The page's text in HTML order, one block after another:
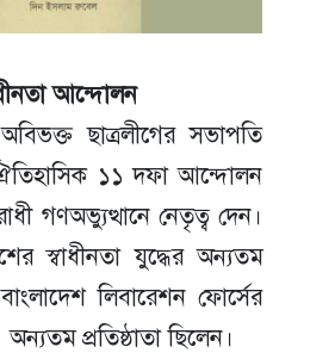
আন্দোলন
ছাত্রলীগের সভাপতি
ঐতিহাসিক ১১ দফা আন্দোলন
গণঅভ্যুত্থানে নেতৃত্ব দেন।
স্বাধীনতা যুদ্ধের অন্যতম
লিবারেশন ফোর্সের
প্রতিষ্ঠাতা ছিলেন।